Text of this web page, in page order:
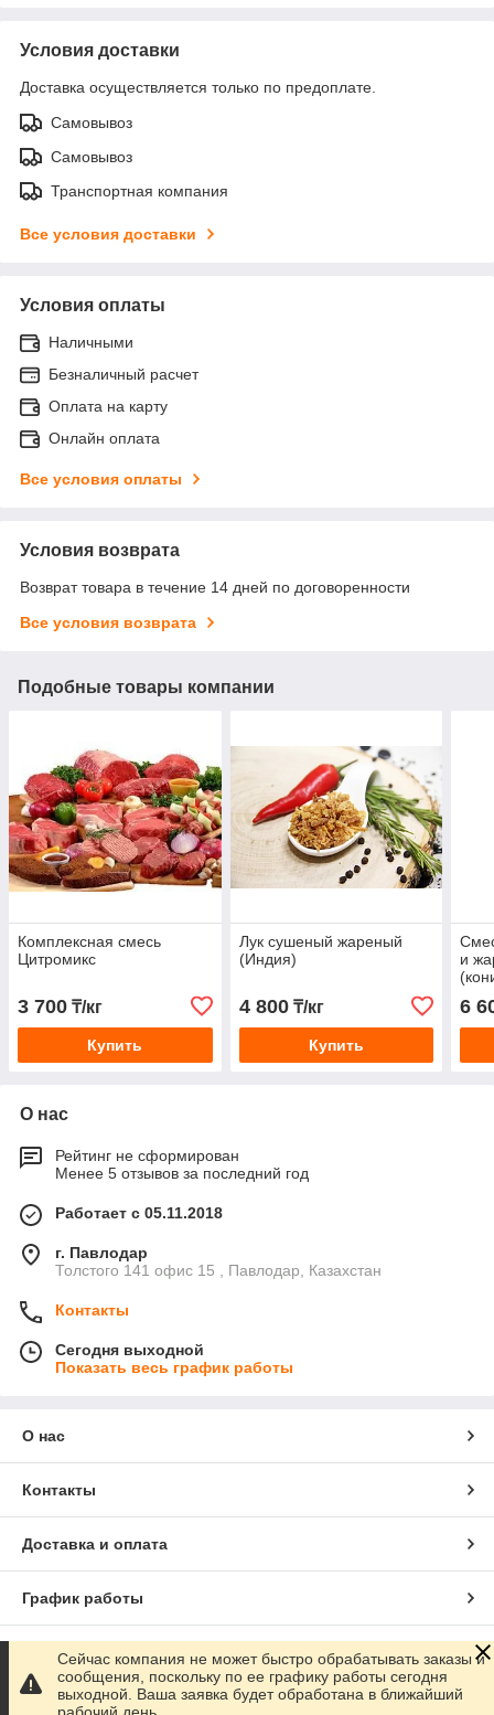
Условия доставки
Доставка осуществляется только по предоплате.
Самовывоз
Самовывоз
Транспортная компания
Все условия доставки
Условия оплаты
Наличными
Безналичный расчет
Оплата на карту
Онлайн оплата
Все условия оплаты
Условия возврата
Возврат товара в течение 14 дней по договоренности
Все условия возврата
Подобные товары компании
Комплексная смесь
Цитромикс
3 700 ₸/кг
Купить
Лук сушеный жареный
(Индия)
4 800₸/кг
Купить
и
6
О нас
Рейтинг не сформирован
Менее 5 отзывов за последний год
Работает с 05.11.2018
г. Павлодар
Толстого 141 офис 15 , Павлодар, Казахстан
Контакты
Сегодня выходной
Показать весь график работы
О нас
Контакты
Доставка и оплата
График работы
Полная версия сайта
Сайт создан на маркетплейсе Satu.kz
Сейчас компания не может быстро обрабатывать заказы и
сообщения, поскольку по ее графику работы сегодня
выходной. Ваша заявка будет обработана в ближайший